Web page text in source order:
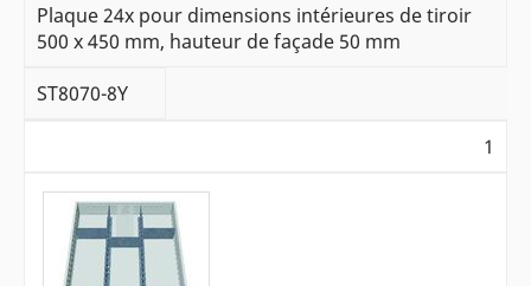
Plaque 24x pour dimensions intérieures de tiroir
500 x 450 mm, hauteur de façade 50 mm
ST8070-8Y
1